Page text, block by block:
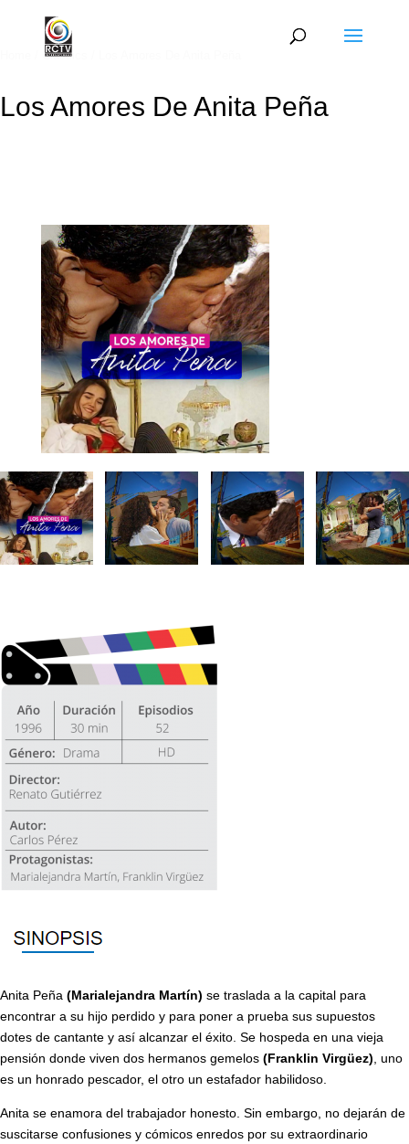
Classics
Los Amores De Anita Peña
Anita Peña (Marialejandra Martín) se traslada a la capital para
encontrar a su hijo perdido y para poner a prueba sus supuestos
dotes de cantante y así alcanzar el éxito. Se hospeda en una vieja
pensión donde viven dos hermanos gemelos (Franklin Virgüez) , uno
es un honrado pescador, el otro un estafador habilidoso.
Anita se enamora del trabajador honesto. Sin embargo, no dejarán de
suscitarse confusiones y cómicos enredos por su extraordinario